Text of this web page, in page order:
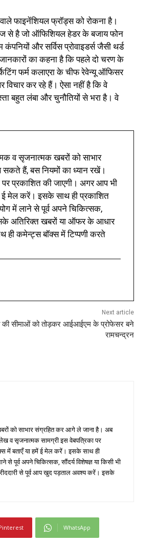
फाइनेंशियल फ्रॉड्स को रोकना है।
से है जो ऑफिशियल हेडर के बजाय फोन
और सर्विस प्रोवाइडर्स जैसी थर्ड
का कहना है कि पहले दो चरण के
फर्म कलाएरा के चीफ रेवेन्यू ऑफिसर
कर रहे हैं। ऐसा नहीं है कि वे
बहुत लंबा और चुनौतियों से भरा है। वे
व सृजनात्मक खबरों को साभार
हैं, बस नियमों का ध्यान रखें।
प्रकाशित की जाएगी। अगर आप भी
ई मेल करें। इसके साथ ही प्रकाशित
में लाने से पूर्व अपने चिकित्सक,
अतिरिक्त खबरों या ऑफर के आधार
ही कमेन्ट्स बॉक्स में टिप्पणी करते
Next article
की सीमाओं को तोड़कर आईआईएम के प्रोफेसर बने
रामचन्द्रन
को साभार संग्रहित कर आगे ले जाना है। अब
व सृजनात्मक सामग्री इस वेबपत्रिका पर
में बताएँ या हमें ई मेल करें। इसके साथ ही
पूर्व अपने चिकित्सक, सौंदर्य विशेषज्ञ या किसी भी
से पूर्व आप खुद पड़ताल अवश्य करें। इसके
WhatsApp